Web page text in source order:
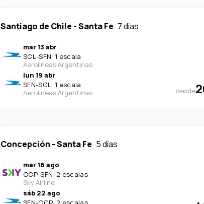
Santiago de Chile -Santa Fe 7 días
mar 13 abr
SCL-SFN· 1 escala
Aerolineas Argentinas
lun 19 abr
SFN-SCL· 1 escala
Aerolineas Argentinas
desde
Concepción -Santa Fe 5 días
mar 18 ago
CCP-SFN· 2 escalas
Sky Airline
sáb 22 ago